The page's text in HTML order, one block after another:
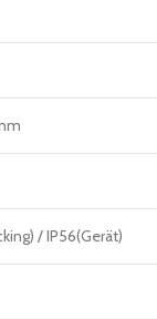
/ IP56(Gerät)